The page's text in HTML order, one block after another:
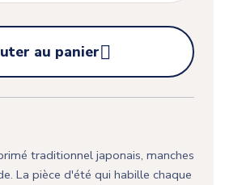

au panier
traditionnel japonais, manches
La pièce d'été qui habille chaque